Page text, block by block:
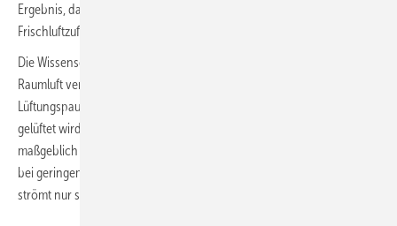
Ergebnis, dass die empfohlene Fensterlüftung für eine angemessene
Frischluftzufuhr in der Regel nicht ausreicht.
Die Wissenschaftler haben untersucht, wie sich Aerosole in der
Raumluft verteilen. Kriegel hält es für besser, schon nach 30 min eine
Lüftungspause einzulegen, in der das leere Klassenzimmer 15 min lang
gelüftet wird. Ob eine Fensterlüftung wirklich ausreicht, hängt
maßgeblich von den Witterungsverhältnissen ab: Bei Windstille oder
bei geringem Temperaturunterschied zwischen innen und außen
strömt nur sehr wenig oder fast gar keine Frischluft ins Klassenzimmer.